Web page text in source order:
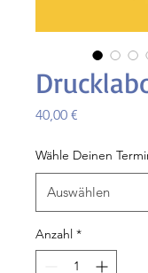
40,00 €
Wähle Deinen
Anzahl *